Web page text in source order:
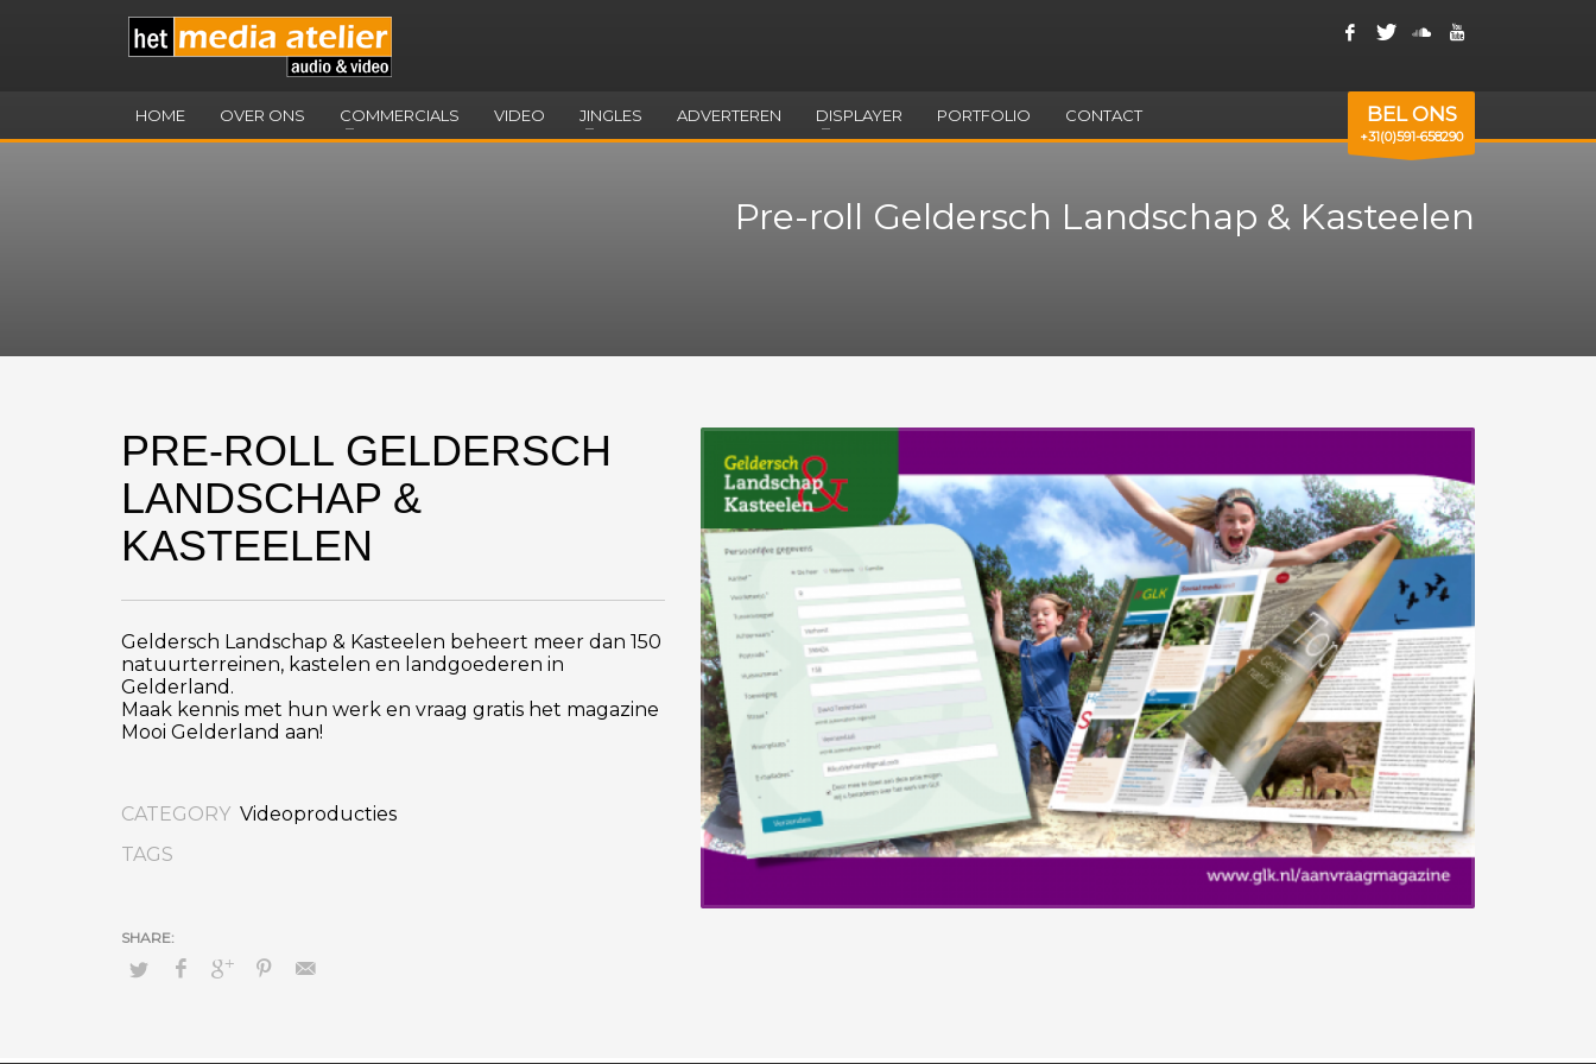
HOME OVER ONS COMMERCIALS VIDEO JINGLES ADVERTEREN DISPLAYER PORTFOLIO CONTACT BEL ONS
+31(0)591-658290
Pre-roll Geldersch Landschap & Kasteelen
PRE-ROLL GELDERSCH
LANDSCHAP &
KASTEELEN
Geldersch Landschap & Kasteelen beheert meer dan 150
natuurterreinen, kastelen en landgoederen in
Gelderland.
Maak kennis met hun werk en vraag gratis het magazine
Mooi Gelderland aan!
CATEGORY Videoproducties
TAGS